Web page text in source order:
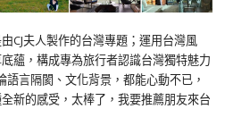
CJ夫人製作的台灣專題；運用台灣風
蘊，構成專為旅行者認識台灣獨特魅力
語言隔閡、文化背景，都能心動不已，
新的感受，太棒了，我要推薦朋友來台